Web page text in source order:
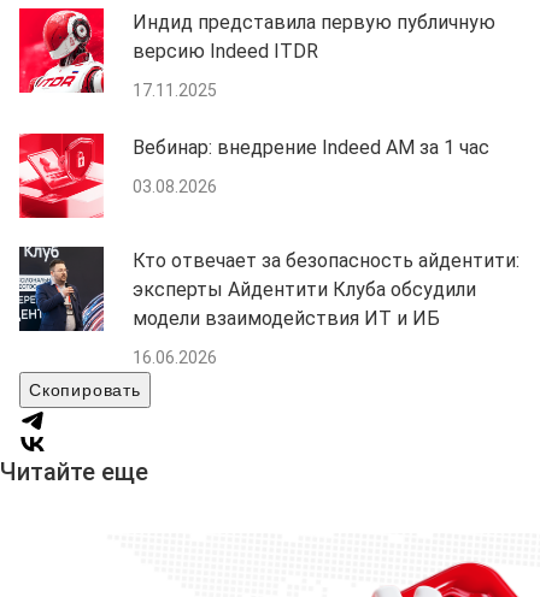
Индид представила первую публичную
версию Indeed ITDR
17.11.2025
Вебинар: внедрение Indeed AM за 1 час
03.08.2026
Кто отвечает за безопасность айдентити:
эксперты Айдентити Клуба обсудили
модели взаимодействия ИТ и ИБ
16.06.2026
Скопировать
Читайте еще